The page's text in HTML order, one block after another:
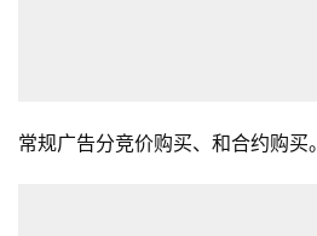
常规广告分竞价购买、和合约购买。